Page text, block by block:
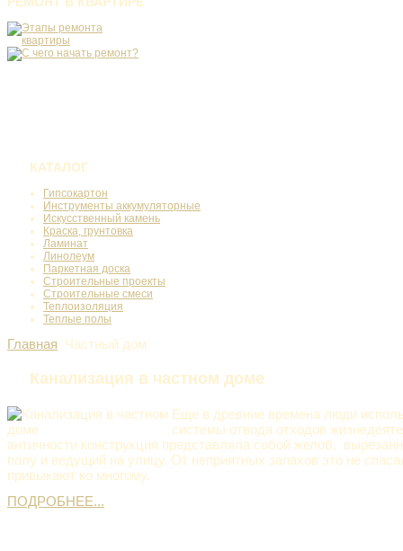
КАТАЛОГ
Гипсокартон
Инструменты аккумуляторные
Искусственный камень
Краска, грунтовка
Ламинат
Линолеум
Паркетная доска
Строительные проекты
Строительные смеси
Теплоизоляция
Теплые полы
Главная Частный дом
Канализация в частном доме
Еще в древние времена люди
системы отвода отходов
античности конструкция представляла собой желоб,
полу и ведущий на улицу. От неприятных запахов это не
привыкают ко многому.
ПОДРОБНЕЕ...